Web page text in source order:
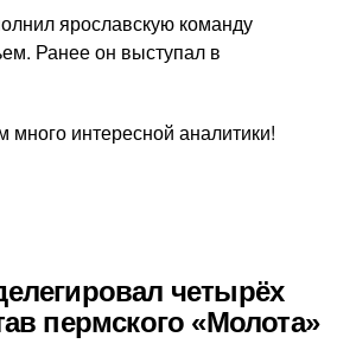
ярославскую команду
Ранее он выступал в
много интересной аналитики!
четырёх
пермского «Молота»